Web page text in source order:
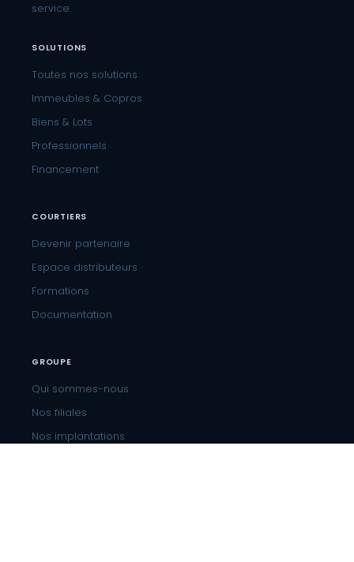
service.
SOLUTIONS
Toutes nos solutions
Immeubles & Copros
Biens & Lots
Professionnels
Financement
COURTIERS
Devenir partenaire
Espace distributeurs
Formations
Documentation
GROUPE
Qui sommes-nous
Nos filiales
Nos implantations